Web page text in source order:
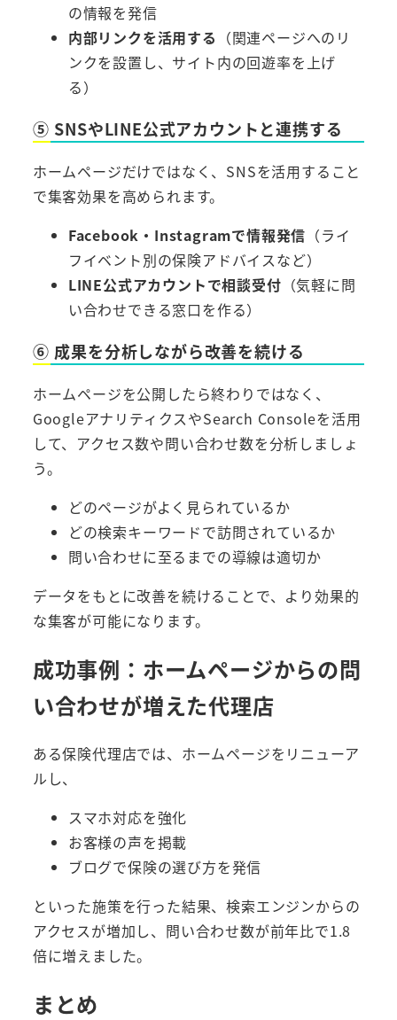
の情報を発信
内部リンクを活用する （関連ページへのリ
ンクを設置し、サイト内の回遊率を上げ
る）
⑤ SNSやLINE公式アカウントと連携する
ホームページだけではなく、SNSを活用すること
で集客効果を高められます。
Facebook・Instagramで情報発信 （ライ
フイベント別の保険アドバイスなど）
LINE公式アカウントで相談受付 （気軽に問
い合わせできる窓口を作る）
⑥ 成果を分析しながら改善を続ける
ホームページを公開したら終わりではなく、
GoogleアナリティクスやSearch Consoleを活用
して、アクセス数や問い合わせ数を分析しましょ
う。
どのページがよく見られているか
どの検索キーワードで訪問されているか
問い合わせに至るまでの導線は適切か
データをもとに改善を続けることで、より効果的
な集客が可能になります。
成功事例：ホームページからの問
い合わせが増えた代理店
ある保険代理店では、ホームページをリニューア
ルし、
スマホ対応を強化
お客様の声を掲載
ブログで保険の選び方を発信
といった施策を行った結果、検索エンジンからの
アクセスが増加し、問い合わせ数が前年比で1.8
倍に増えました。
まとめ